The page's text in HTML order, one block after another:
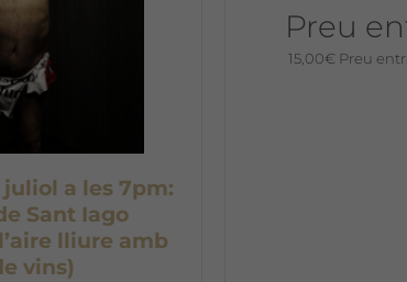
juliol a les 7pm:
Sant Iago
lliure amb
vins)
Preu
15,00€ Preu